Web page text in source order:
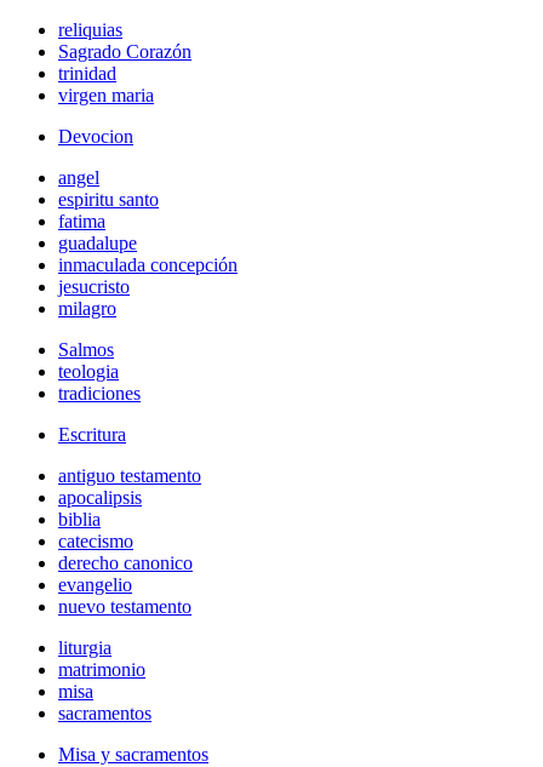
reliquias
Sagrado Corazón
trinidad
virgen maria
Devocion
angel
espiritu santo
fatima
guadalupe
inmaculada concepción
jesucristo
milagro
Salmos
teologia
tradiciones
Escritura
antiguo testamento
apocalipsis
biblia
catecismo
derecho canonico
evangelio
nuevo testamento
liturgia
matrimonio
misa
sacramentos
Misa y sacramentos